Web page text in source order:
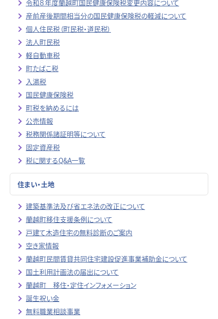
令和８年度蘭越町国民健康保険税変更内容について
産前産後期間相当分の国民健康保険税の軽減について
個人住民税（町民税・道民税）
法人町民税
軽自動車税
町たばこ税
入湯税
国民健康保険税
町税を納めるには
公売情報
税務関係諸証明等について
固定資産税
税に関するQ&A一覧
住まい・土地
建築基準法及び省エネ法の改正について
蘭越町移住支援条例について
戸建て木造住宅の無料診断のご案内
空き家情報
蘭越町民間賃貸共同住宅建設促進事業補助金について
国土利用計画法の届出について
蘭越町 移住・定住インフォメーション
誕生祝い金
無料職業相談事業